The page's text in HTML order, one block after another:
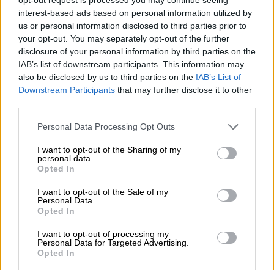
interest-based ads based on personal information utilized by
us or personal information disclosed to third parties prior to
your opt-out. You may separately opt-out of the further
disclosure of your personal information by third parties on the
IAB’s list of downstream participants. This information may
also be disclosed by us to third parties on the IAB’s List of
Downstream Participants that may further disclose it to other
Personal Data Processing Opt Outs
I want to opt-out of the Sharing of my
personal data.
Opted In
I want to opt-out of the Sale of my
Personal Data.
Opted In
I want to opt-out of processing my
Personal Data for Targeted Advertising.
Opted In
en Construcción
Álvaro Frutos Rosado y Gabinete
Geopolítica de Crisis
Reconquista leonesa
Por Carlos Miranda
mi pesadilla
Por María Pérez Herrero
NOTICIAS MAS VISTAS